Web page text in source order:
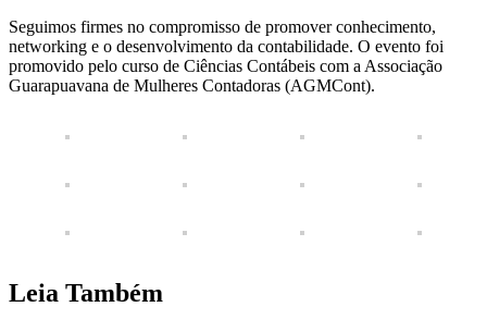
Seguimos firmes no compromisso de promover conhecimento,
networking e o desenvolvimento da contabilidade. O evento foi
promovido pelo curso de Ciências Contábeis com a Associação
Guarapuavana de Mulheres Contadoras (AGMCont).
Leia Também